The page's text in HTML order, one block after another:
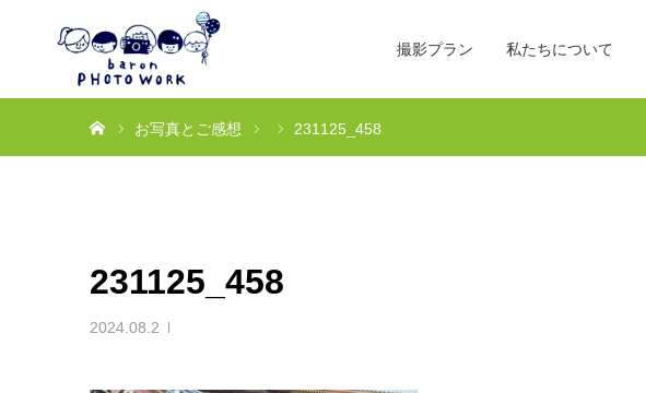
撮影プラン 私たちについて
お写真とご感想 231125_458
231125_458
2024.08.2